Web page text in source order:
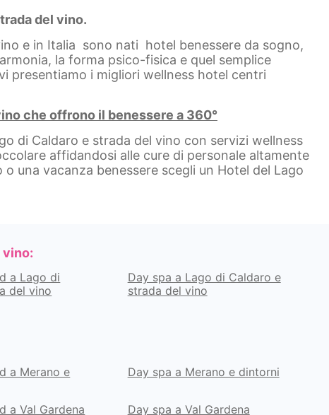
del vino.
e in Italia sono nati hotel benessere da sogno,
la forma psico-fisica e quel semplice
presentiamo i migliori wellness hotel centri
che offrono il benessere a 360°
di Caldaro e strada del vino con servizi wellness
affidandosi alle cure di personale altamente
una vacanza benessere scegli un Hotel del Lago
vino:
a Lago di
del vino
Day spa a Lago di Caldaro e
strada del vino
a Merano e Day spa a Merano e dintorni
a Val Gardena Day spa a Val Gardena